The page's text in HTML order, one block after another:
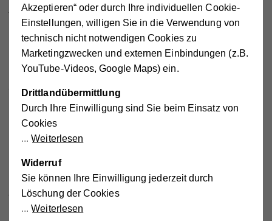
Angebot zu finden, das zu ihnen passt. Davon profitieren
nicht nur die Freiwilligen, sondern auch die unterstützten
Initiativen und Organisationen und die gesamte
Gesellschaft“, so Sozialminister Johannes Rauch.
Engagement? Welches Tätigkeitsfeld passt am besten zu
mir? Solche Fragen stellen sich viele Menschen, sobald
engagieren. Die Wiener Freiwilligenagentur bietet hier,
ausgehend von den jeweiligen Kompetenzen, Motivlagen
und der zeitlich-örtlichen Verfügbarkeit, eine große
Auswahl an Mitarbeitsmöglichkeiten. Wir freuen uns sehr,
dass das Wiener Hilfswerk Teil davon ist und wir unsere
Akzeptieren“ oder durch Ihre individuellen Cookie-
Einstellungen, willigen Sie in die Verwendung von
technisch nicht notwendigen Cookies zu
Marketingzwecken und externen Einbindungen (z.B.
YouTube-Videos, Google Maps) ein.
Drittlandübermittlung
Durch Ihre Einwilligung sind Sie beim Einsatz von
Cookies
Weiterlesen
Widerruf
Sie können Ihre Einwilligung jederzeit durch
Löschung der Cookies
Weiterlesen